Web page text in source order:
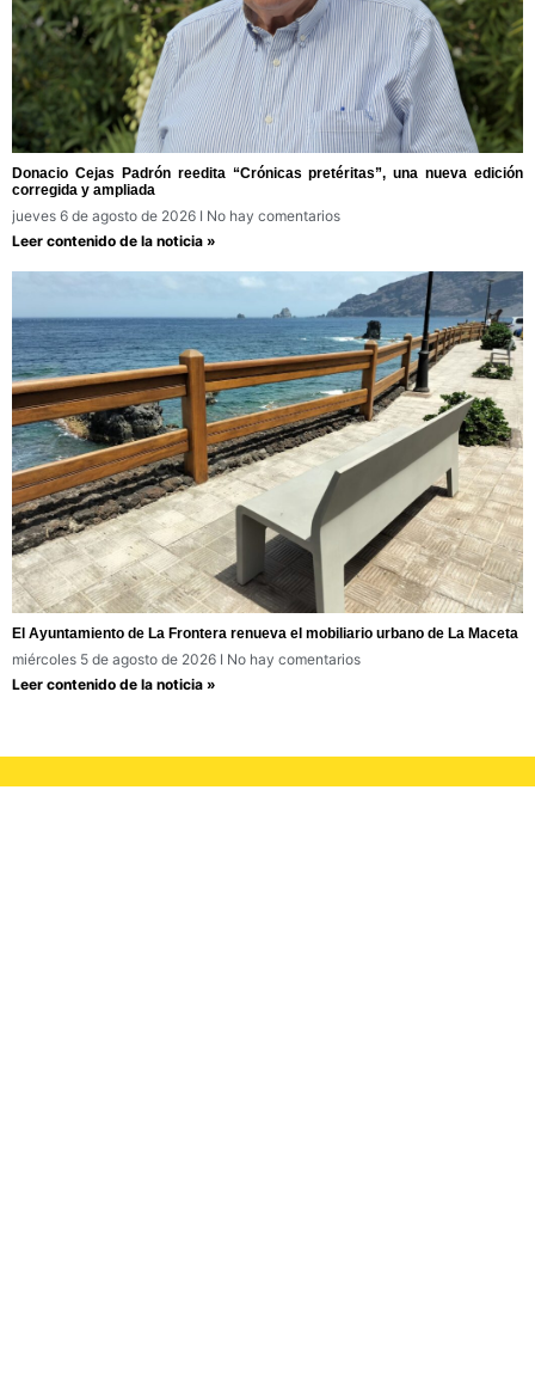
Donacio Cejas Padrón reedita “Crónicas pretéritas”, una nueva edición
corregida y ampliada
jueves 6 de agosto de 2026
No hay comentarios
Leer contenido de la noticia »
El Ayuntamiento de La Frontera renueva el mobiliario urbano de La Maceta
miércoles 5 de agosto de 2026
No hay comentarios
Leer contenido de la noticia »